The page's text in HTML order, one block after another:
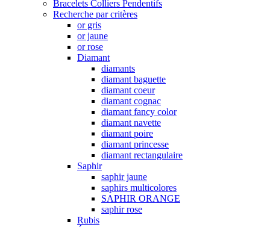
Bracelets Colliers Pendentifs
Recherche par critères
or gris
or jaune
or rose
Diamant
diamants
diamant baguette
diamant coeur
diamant cognac
diamant fancy color
diamant navette
diamant poire
diamant princesse
diamant rectangulaire
Saphir
saphir jaune
saphirs multicolores
SAPHIR ORANGE
saphir rose
Rubis